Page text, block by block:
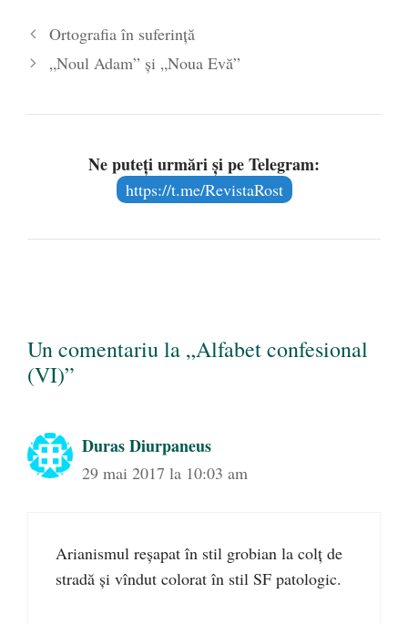
Ortografia în suferință
„Noul Adam” și „Noua Evă”
Ne puteți urmări și pe Telegram:
https://t.me/RevistaRost
Un comentariu la „Alfabet confesional
(VI)”
Duras Diurpaneus
29 mai 2017 la 10:03 am
Arianismul reşapat în stil grobian la colţ de
stradă şi vîndut colorat în stil SF patologic.